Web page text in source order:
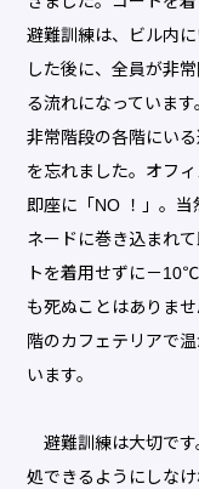
避難訓練は、ビル内
した後に、全員が非
る流れになっていま
非常階段の各階にい
を忘れました。オフ
即座に「NO ！」。
ネードに巻き込まれ
トを着用せずに－
も死ぬことはありま
階のカフェテリアで
います。
避難訓練は大切です
処できるようにしな